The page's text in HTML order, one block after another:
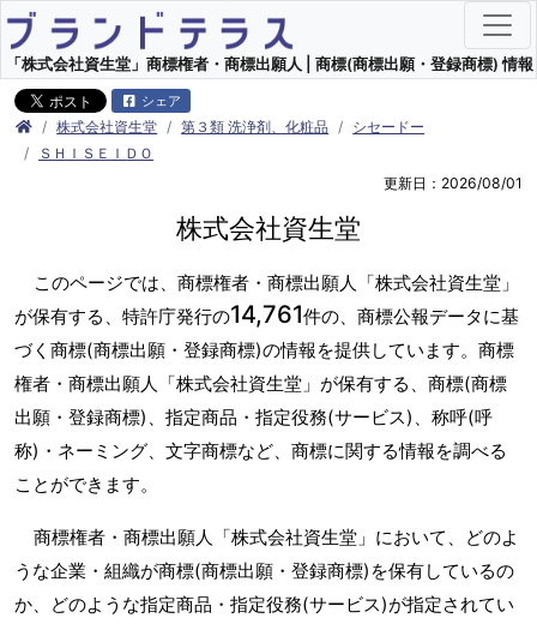
「株式会社資生堂」商標権者・商標出願人 | 商標(商標出願・登録商標) 情報
シェア
株式会社資生堂 第３類 洗浄剤、化粧品
シセードー
ＳＨＩＳＥＩＤＯ
更新日：2026/08/01
株式会社資生堂
このページでは、商標権者・商標出願人「株式会社資生堂」
が保有する、特許庁発行の14,761件の、商標公報データに基
づく商標(商標出願・登録商標)の情報を提供しています。商標
権者・商標出願人「株式会社資生堂」が保有する、商標(商標
出願・登録商標)、指定商品・指定役務(サービス)、称呼(呼
称)・ネーミング、文字商標など、商標に関する情報を調べる
ことができます。
商標権者・商標出願人「株式会社資生堂」において、どのよ
うな企業・組織が商標(商標出願・登録商標)を保有しているの
か、どのような指定商品・指定役務(サービス)が指定されてい